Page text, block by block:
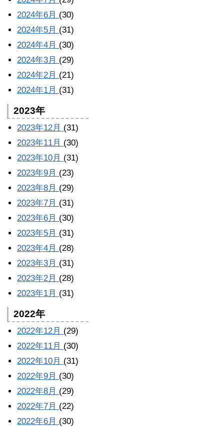
2024年6月 (30)
2024年5月 (31)
2024年4月 (30)
2024年3月 (29)
2024年2月 (21)
2024年1月 (31)
2023年
2023年12月 (31)
2023年11月 (30)
2023年10月 (31)
2023年9月 (23)
2023年8月 (29)
2023年7月 (31)
2023年6月 (30)
2023年5月 (31)
2023年4月 (28)
2023年3月 (31)
2023年2月 (28)
2023年1月 (31)
2022年
2022年12月 (29)
2022年11月 (30)
2022年10月 (31)
2022年9月 (30)
2022年8月 (29)
2022年7月 (22)
2022年6月 (30)